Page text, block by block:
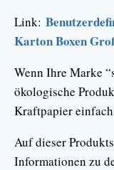
Link:
Karton Boxen
Wenn Ihre Marke
ökologische
Kraftpapier
Auf dieser
Informationen zu